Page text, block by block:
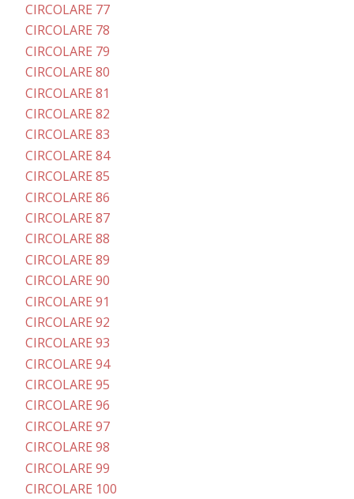
CIRCOLARE 77
CIRCOLARE 78
CIRCOLARE 79
CIRCOLARE 80
CIRCOLARE 81
CIRCOLARE 82
CIRCOLARE 83
CIRCOLARE 84
CIRCOLARE 85
CIRCOLARE 86
CIRCOLARE 87
CIRCOLARE 88
CIRCOLARE 89
CIRCOLARE 90
CIRCOLARE 91
CIRCOLARE 92
CIRCOLARE 93
CIRCOLARE 94
CIRCOLARE 95
CIRCOLARE 96
CIRCOLARE 97
CIRCOLARE 98
CIRCOLARE 99
CIRCOLARE 100